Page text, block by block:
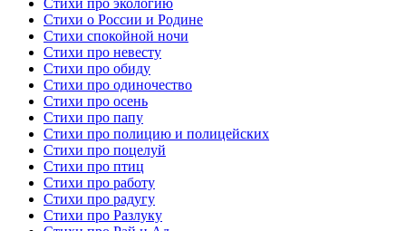
Стихи про экологию
Стихи о России и Родине
Стихи спокойной ночи
Стихи про невесту
Стихи про обиду
Стихи про одиночество
Стихи про осень
Стихи про папу
Стихи про полицию и полицейских
Стихи про поцелуй
Стихи про птиц
Стихи про работу
Стихи про радугу
Стихи про Разлуку